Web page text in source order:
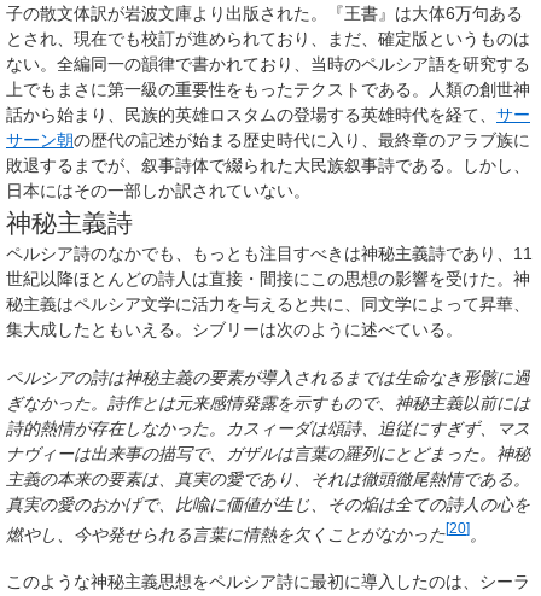
子の散文体訳が岩波文庫より出版された。『王書』は大体6万句ある
とされ、現在でも校訂が進められており、まだ、確定版というものは
ない。全編同一の韻律で書かれており、当時のペルシア語を研究する
上でもまさに第一級の重要性をもったテクストである。人類の創世神
話から始まり、民族的英雄ロスタムの登場する英雄時代を経て、 サー
サーン朝の歴代の記述が始まる歴史時代に入り、最終章のアラブ族に
敗退するまでが、叙事詩体で綴られた大民族叙事詩である。しかし、
日本にはその一部しか訳されていない。
神秘主義詩
ペルシア詩のなかでも、もっとも注目すべきは神秘主義詩であり、11
世紀以降ほとんどの詩人は直接・間接にこの思想の影響を受けた。神
秘主義はペルシア文学に活力を与えると共に、同文学によって昇華、
集大成したともいえる。シブリーは次のように述べている。
ペルシアの詩は神秘主義の要素が導入されるまでは生命なき形骸に過
ぎなかった。詩作とは元来感情発露を示すもので、神秘主義以前には
詩的熱情が存在しなかった。カスィーダは頌詩、追従にすぎず、マス
ナヴィーは出来事の描写で、ガザルは言葉の羅列にとどまった。神秘
主義の本来の要素は、真実の愛であり、それは徹頭徹尾熱情である。
真実の愛のおかげで、比喩に価値が生じ、その焔は全ての詩人の心を
燃やし、今や発せられる言葉に情熱を欠くことがなかった[20]。
このような神秘主義思想をペルシア詩に最初に導入したのは、シーラ